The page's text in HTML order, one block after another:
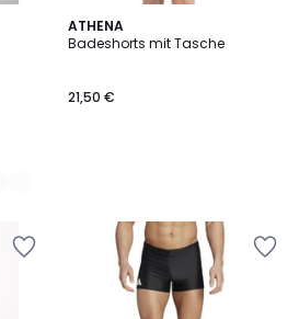
ATHENA
Badeshorts mit Tasche
21,50 €